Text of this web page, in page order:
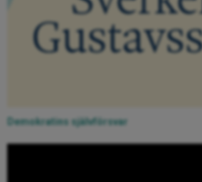
Demokratins självförsvar